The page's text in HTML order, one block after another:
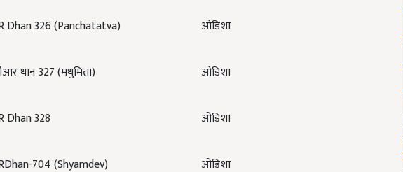
Dhan 326 (Panchatatva) ओडिशा
धान 327 (मधुमिता) ओडिशा
Dhan 328 ओडिशा
704 (Shyamdev) ओडिशा